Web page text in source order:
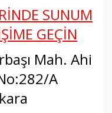
SUNUM
GEÇİN
Mah. Ahi
A